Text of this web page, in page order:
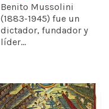
Benito Mussolini
(1883-1945) fue un
dictador, fundador y
líder...